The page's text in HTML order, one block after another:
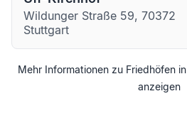
Wildunger Straße 59, 70372
Stuttgart
Mehr Informationen zu Friedhöfen in
anzeigen